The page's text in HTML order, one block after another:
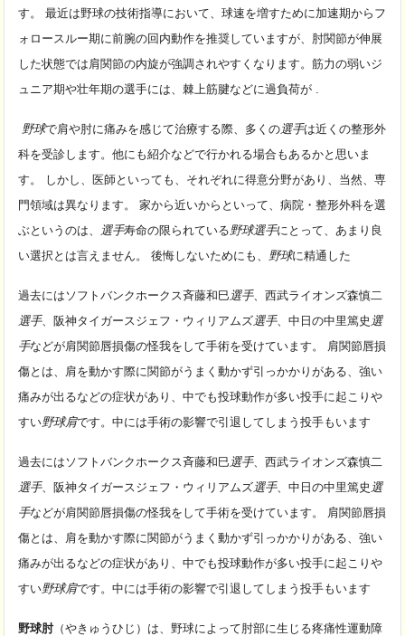
す。 最近は野球の技術指導において、球速を増すために加速期からフ
ォロースルー期に前腕の回内動作を推奨していますが、肘関節が伸展
した状態では肩関節の内旋が強調されやすくなります。筋力の弱いジ
ュニア期や壮年期の選手には、棘上筋腱などに過負荷が .
野球で肩や肘に痛みを感じて治療する際、多くの選手は近くの整形外
科を受診します。他にも紹介などで行かれる場合もあるかと思いま
す。 しかし、医師といっても、それぞれに得意分野があり、当然、専
門領域は異なります。 家から近いからといって、病院・整形外科を選
ぶというのは、
選手寿命の限られている野球選手にとって、あまり良
い選択とは言えません。 後悔しないためにも、 野球に精通した
過去にはソフトバンクホークス斉藤和巳 選手、西武ライオンズ森慎二
選手、阪神タイガースジェフ・ウィリアムズ選手、中日の中里篤史 選
手などが肩関節唇損傷の怪我をして手術を受けています。 肩関節唇損
傷とは、肩を動かす際に関節がうまく動かず引っかかりがある、強い
痛みが出るなどの症状があり、中でも投球動作が多い投手に起こりや
すい野球肩です。中には手術の影響で引退してしまう投手もいます
過去にはソフトバンクホークス斉藤和巳 選手、西武ライオンズ森慎二
選手、阪神タイガースジェフ・ウィリアムズ選手、中日の中里篤史 選
手などが肩関節唇損傷の怪我をして手術を受けています。 肩関節唇損
傷とは、肩を動かす際に関節がうまく動かず引っかかりがある、強い
痛みが出るなどの症状があり、中でも投球動作が多い投手に起こりや
すい野球肩です。中には手術の影響で引退してしまう投手もいます
野球肘（やきゅうひじ）は、野球によって肘部に生じる疼痛性運動障